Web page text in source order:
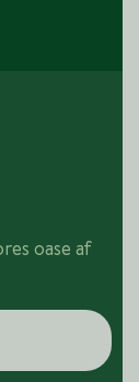
oase af